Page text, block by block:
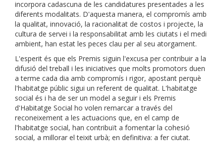
incorpora cadascuna de les candidatures presentades a les
diferents modalitats. D'aquesta manera, el compromís amb
la qualitat, innovació, la racionalitat de costos i projecte, la
cultura de servei i la responsabilitat amb les ciutats i el medi
ambient, han estat les peces clau per al seu atorgament.
L'esperit és que els Premis siguin l'excusa per contribuir a la
difusió del treball i les iniciatives que molts promotors duen
a terme cada dia amb compromís i rigor, apostant perquè
l'habitatge públic sigui un referent de qualitat. L'habitatge
social és i ha de ser un model a seguir i els Premis
d'Habitatge Social ho volen remarcar a través del
reconeixement a les actuacions que, en el camp de
l'habitatge social, han contribuït a fomentar la cohesió
social, a millorar el teixit urbà; en definitiva: a fer ciutat.